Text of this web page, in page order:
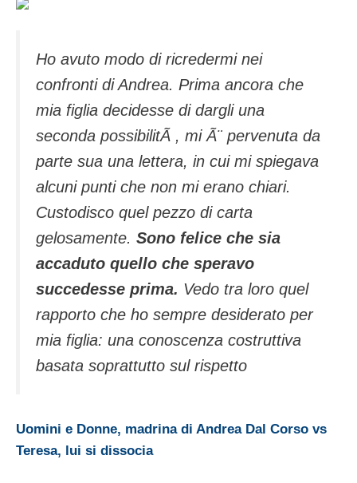
Ho avuto modo di ricredermi nei
confronti di Andrea. Prima ancora che
mia figlia decidesse di dargli una
seconda possibilitÃ , mi Ã¨ pervenuta da
parte sua una lettera, in cui mi spiegava
alcuni punti che non mi erano chiari.
Custodisco quel pezzo di carta
gelosamente. Sono felice che sia
accaduto quello che speravo
succedesse prima. Vedo tra loro quel
rapporto che ho sempre desiderato per
mia figlia: una conoscenza costruttiva
basata soprattutto sul rispetto
Uomini e Donne, madrina di Andrea Dal Corso vs
Teresa, lui si dissocia